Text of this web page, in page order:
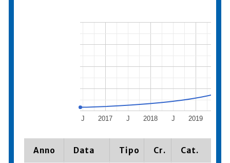
2017 2018 2019
J J J
Anno Data Tipo Cr. Cat.